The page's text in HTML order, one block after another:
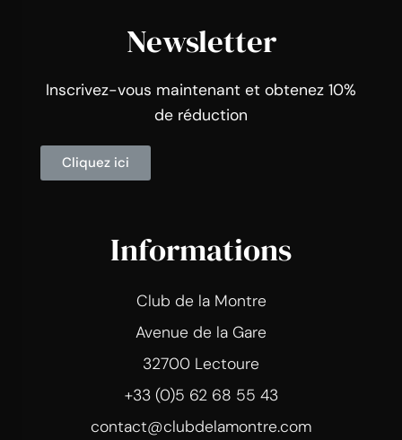
Newsletter
Inscrivez-vous maintenant et obtenez 10%
de réduction
Cliquez ici
Informations
Club de la Montre
Avenue de la Gare
32700 Lectoure
+33 (0)5 62 68 55 43
contact@clubdelamontre.com